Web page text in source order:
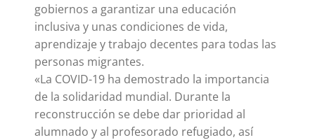
gobiernos a garantizar una educación
inclusiva y unas condiciones de vida,
aprendizaje y trabajo decentes para todas las
personas migrantes.
«La COVID-19 ha demostrado la importancia
de la solidaridad mundial. Durante la
reconstrucción se debe dar prioridad al
alumnado y al profesorado refugiado, así